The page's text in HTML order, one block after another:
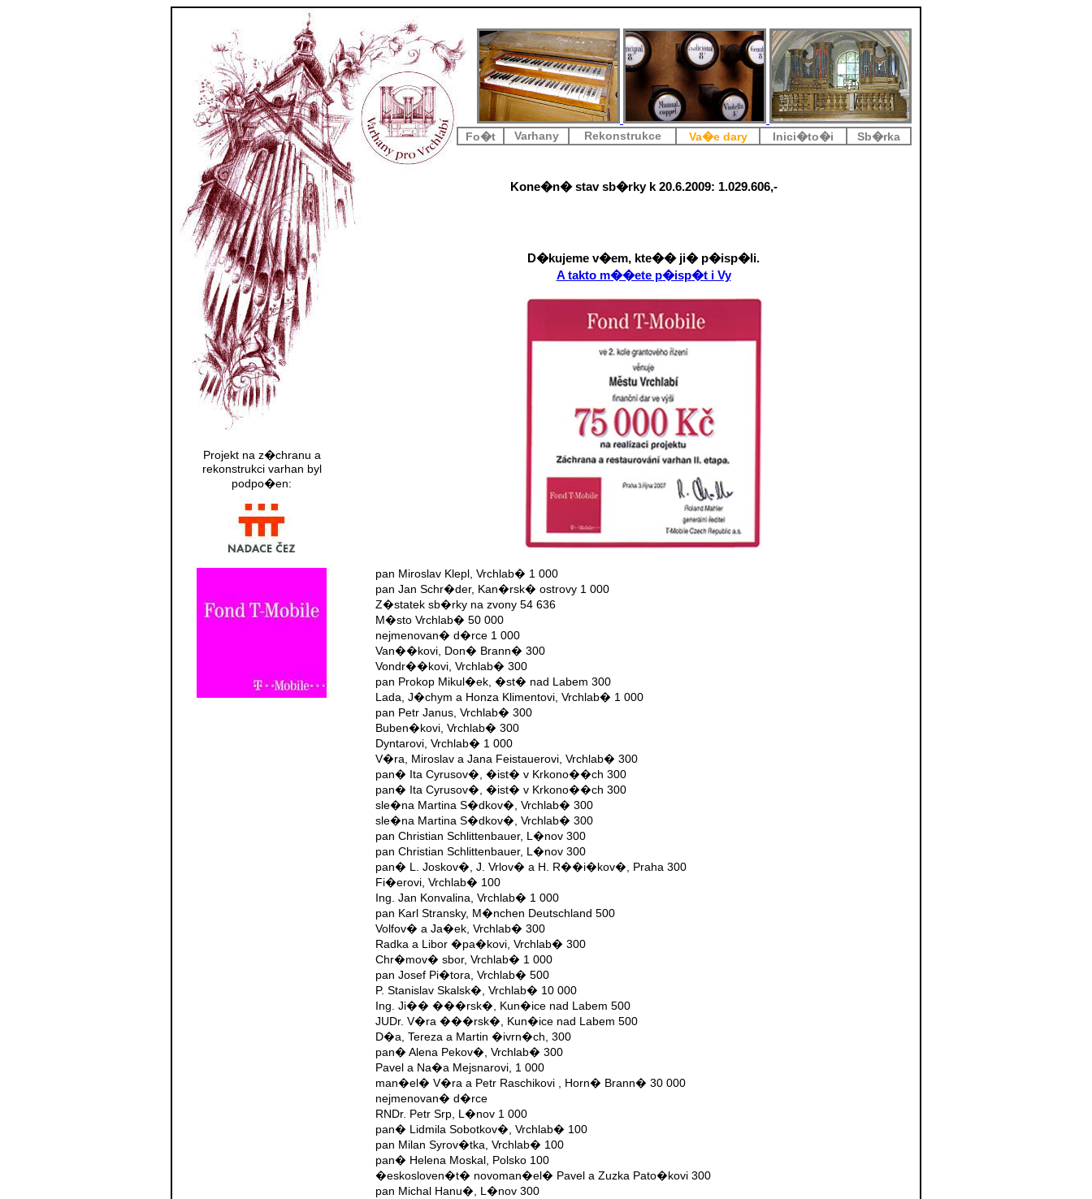
Fo�t Varhany Rekonstrukce Va�e dary Inici�to�i Sb�rka
Kone�n� stav sb�rky k 20.6.2009: 1.029.606,-
D�kujeme v�em, kte�� ji� p�isp�li.
A takto m��ete p�isp�t i Vy
pan Miroslav Klepl, Vrchlab� 1 000
pan Jan Schr�der, Kan�rsk� ostrovy 1 000
Z�statek sb�rky na zvony 54 636
M�sto Vrchlab� 50 000
nejmenovan� d�rce 1 000
Van��kovi, Don� Brann� 300
Vondr��kovi, Vrchlab� 300
pan Prokop Mikul�ek, �st� nad Labem 300
Lada, J�chym a Honza Klimentovi, Vrchlab� 1 000
pan Petr Janus, Vrchlab� 300
Buben�kovi, Vrchlab� 300
Dyntarovi, Vrchlab� 1 000
V�ra, Miroslav a Jana Feistauerovi, Vrchlab� 300
pan� Ita Cyrusov�, �ist� v Krkono��ch 300
pan� Ita Cyrusov�, �ist� v Krkono��ch 300
sle�na Martina S�dkov�, Vrchlab� 300
sle�na Martina S�dkov�, Vrchlab� 300
pan Christian Schlittenbauer, L�nov 300
pan Christian Schlittenbauer, L�nov 300
pan� L. Joskov�, J. Vrlov� a H. R��i�kov�, Praha 300
Fi�erovi, Vrchlab� 100
Ing. Jan Konvalina, Vrchlab� 1 000
pan Karl Stransky, M�nchen Deutschland 500
Volfov� a Ja�ek, Vrchlab� 300
Radka a Libor �pa�kovi, Vrchlab� 300
Chr�mov� sbor, Vrchlab� 1 000
pan Josef Pi�tora, Vrchlab� 500
P. Stanislav Skalsk�, Vrchlab� 10 000
Ing. Ji�� ���rsk�, Kun�ice nad Labem 500
JUDr. V�ra ���rsk�, Kun�ice nad Labem 500
D�a, Tereza a Martin �ivrn�ch, 300
pan� Alena Pekov�, Vrchlab� 300
Pavel a Na�a Mejsnarovi, 1 000
man�el� V�ra a Petr Raschikovi , Horn� Brann� 30 000
nejmenovan� d�rce
RNDr. Petr Srp, L�nov 1 000
pan� Lidmila Sobotkov�, Vrchlab� 100
pan Milan Syrov�tka, Vrchlab� 100
pan� Helena Moskal, Polsko 100
�eskosloven�t� novoman�el� Pavel a Zuzka Pato�kovi 300
pan Michal Hanu�, L�nov 300
Projekt na z�chranu a
rekonstrukci varhan byl
podpo�en: